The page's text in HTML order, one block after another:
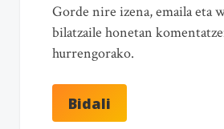
Gorde nire izena, emaila eta
bilatzaile honetan
hurrengorako.